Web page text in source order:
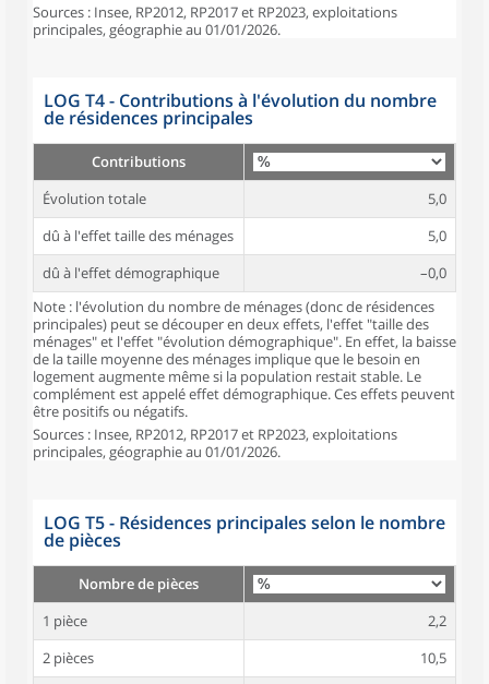
Sources : Insee, RP2012, RP2017 et RP2023, exploitations
principales, géographie au 01/01/2026.
LOG T4 - Contributions à l'évolution du nombre
de résidences principales
Contributions
Évolution totale
5,0
dû à l'effet taille des ménages
5,0
dû à l'effet démographique
–0,0
Note : l'évolution du nombre de ménages (donc de résidences
principales) peut se découper en deux effets, l'effet "taille des
ménages" et l'effet "évolution démographique". En effet, la baisse
de la taille moyenne des ménages implique que le besoin en
logement augmente même si la population restait stable. Le
complément est appelé effet démographique. Ces effets peuvent
être positifs ou négatifs.
Sources : Insee, RP2012, RP2017 et RP2023, exploitations
principales, géographie au 01/01/2026.
LOG T5 - Résidences principales selon le nombre
de pièces
Nombre de pièces
1 pièce
2,2
2 pièces
10,5